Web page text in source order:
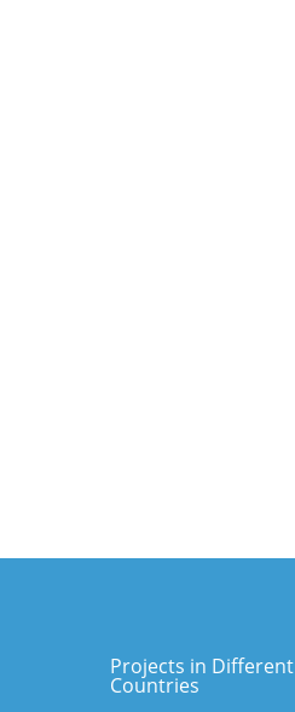
Projects in Different
Countries